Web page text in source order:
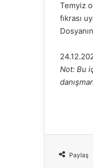
Temyiz
fıkrası
Not: Bu
Paylaş